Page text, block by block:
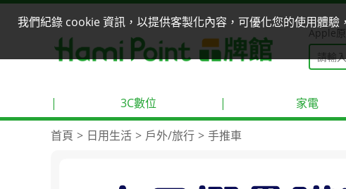
我們紀錄 cookie 資訊，以提供客製化內容，可優化您的使用體
Apple
| 3C數位 | 家電
首頁 日用生活 戶外/旅行 手推車